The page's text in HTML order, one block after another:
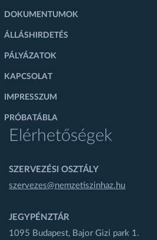
DOKUMENTUMOK
ÁLLÁSHIRDETÉS
PÁLYÁZATOK
KAPCSOLAT
IMPRESSZUM
PRÓBATÁBLA
Elérhetőségek
SZERVEZÉSI OSZTÁLY
szervezes@nemzetiszinhaz.hu
JEGYPÉNZTÁR
1095 Budapest, Bajor Gizi park 1.